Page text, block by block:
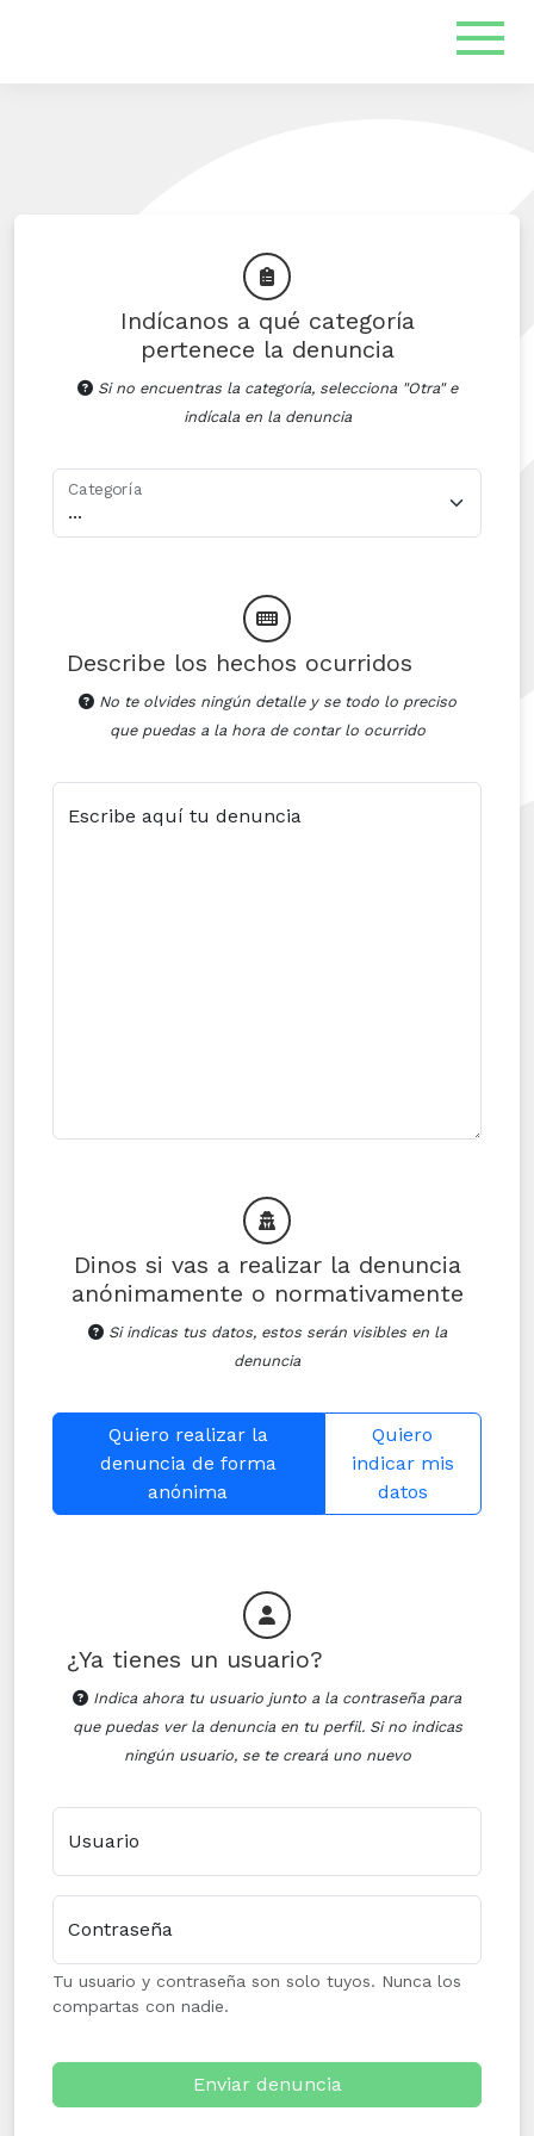
Indícanos a qué categoría
pertenece la denuncia
Si no encuentras la categoría, selecciona "Otra" e
indícala en la denuncia
Categoría
Describe los hechos ocurridos
No te olvides ningún detalle y se todo lo preciso
que puedas a la hora de contar lo ocurrido
Escribe aquí tu denuncia
Dinos si vas a realizar la denuncia
anónimamente o normativamente
Si indicas tus datos, estos serán visibles en la
denuncia
Quiero realizar la
denuncia de forma
anónima
Quiero
indicar mis
datos
¿Ya tienes un usuario?
Indica ahora tu usuario junto a la contraseña para
que puedas ver la denuncia en tu perfil. Si no indicas
ningún usuario, se te creará uno nuevo
Usuario
Contraseña
Tu usuario y contraseña son solo tuyos. Nunca los
compartas con nadie.
Enviar denuncia